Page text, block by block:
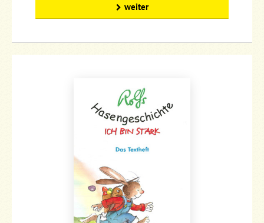
weiter